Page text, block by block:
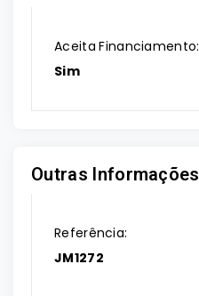
Aceita Financiamento:
Sim
Outras Informações
Referência:
JM1272